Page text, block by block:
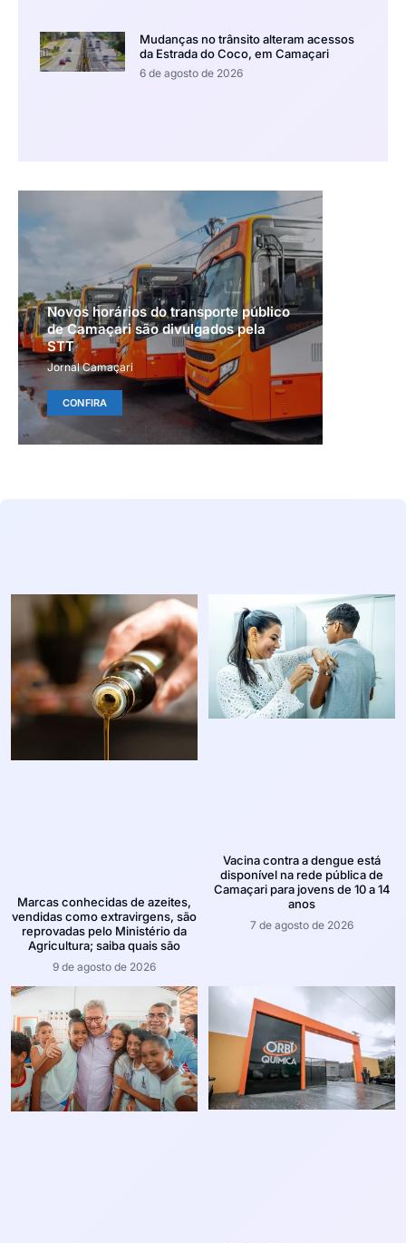
Mudanças no trânsito alteram acessos
da Estrada do Coco, em Camaçari
6 de agosto de 2026
Novos horários do transporte público
de Camaçari são divulgados pela
STT
Jornal Camaçari
CONFIRA
Marcas conhecidas de azeites,
vendidas como extravirgens, são
reprovadas pelo Ministério da
Agricultura; saiba quais são
9 de agosto de 2026
Vacina contra a dengue está
disponível na rede pública de
Camaçari para jovens de 10 a 14
anos
7 de agosto de 2026